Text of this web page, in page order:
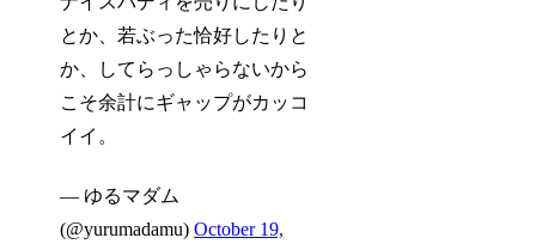
とか、若ぶった恰好したりと
か、してらっしゃらないから
こそ余計にギャップがカッコ
イイ。
— ゆるマダム
(@yurumadamu)October 19,